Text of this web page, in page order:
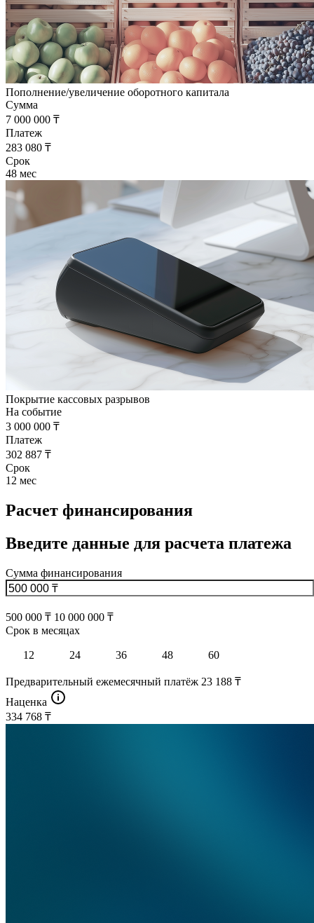
Расчет финансирования
Введите данные для расчета платежа
Сумма финансирования
500 000 ₸ 10 000 000 ₸
Срок в месяцах
12 24 36 48 60
Предварительный ежемесячный платёж 23 188 ₸
Наценка
334 768 ₸